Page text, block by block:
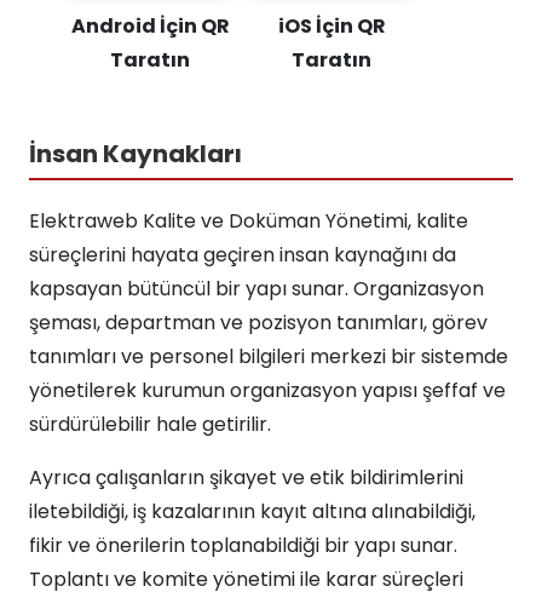
Android İçin QR
Taratın
iOS İçin QR
Taratın
İnsan Kaynakları
Elektraweb Kalite ve Doküman Yönetimi, kalite
süreçlerini hayata geçiren insan kaynağını da
kapsayan bütüncül bir yapı sunar. Organizasyon
şeması, departman ve pozisyon tanımları, görev
tanımları ve personel bilgileri merkezi bir sistemde
yönetilerek kurumun organizasyon yapısı şeffaf ve
sürdürülebilir hale getirilir.
Ayrıca çalışanların şikayet ve etik bildirimlerini
iletebildiği, iş kazalarının kayıt altına alınabildiği,
fikir ve önerilerin toplanabildiği bir yapı sunar.
Toplantı ve komite yönetimi ile karar süreçleri